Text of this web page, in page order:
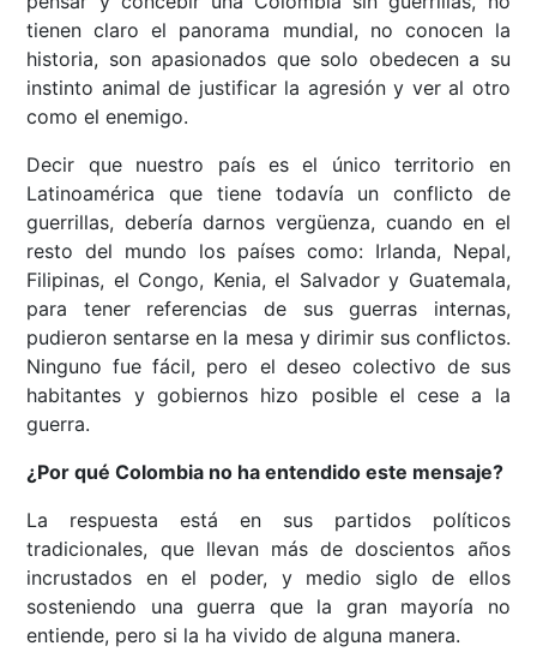
tienen claro el panorama mundial, no conocen la
historia, son apasionados que solo obedecen a su
instinto animal de justificar la agresión y ver al otro
como el enemigo.
Decir que nuestro país es el único territorio en
Latinoamérica que tiene todavía un conflicto de
guerrillas, debería darnos vergüenza, cuando en el
resto del mundo los países como: Irlanda, Nepal,
Filipinas, el Congo, Kenia, el Salvador y Guatemala,
para tener referencias de sus guerras internas,
pudieron sentarse en la mesa y dirimir sus conflictos.
Ninguno fue fácil, pero el deseo colectivo de sus
habitantes y gobiernos hizo posible el cese a la
guerra.
¿Por qué Colombia no ha entendido este mensaje?
La respuesta está en sus partidos políticos
tradicionales, que llevan más de doscientos años
incrustados en el poder, y medio siglo de ellos
sosteniendo una guerra que la gran mayoría no
entiende, pero si la ha vivido de alguna manera.